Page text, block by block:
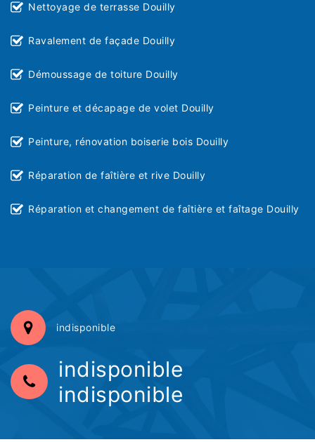
Nettoyage de terrasse Douilly
Ravalement de façade Douilly
Démoussage de toiture Douilly
Peinture et décapage de volet Douilly
Peinture, rénovation boiserie bois Douilly
Réparation de faîtière et rive Douilly
Réparation et changement de faîtière et faîtage Douilly
indisponible
indisponible
indisponible